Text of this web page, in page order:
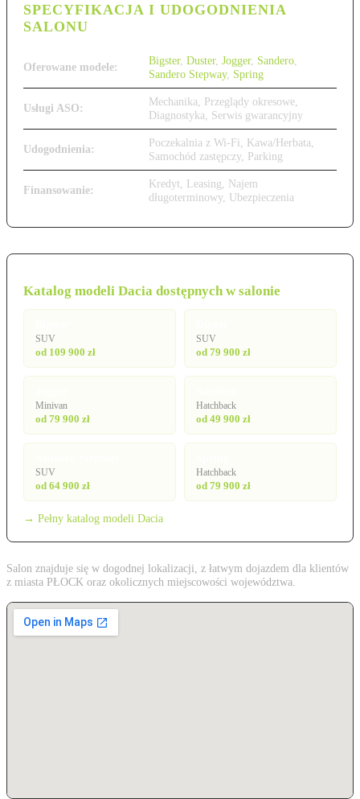
SPECYFIKACJA I UDOGODNIENIA
SALONU
Oferowane modele: Bigster, Duster, Jogger, Sandero
Sandero Stepway, Spring
Usługi ASO:
Mechanika, Przeglądy okresowe,
Diagnostyka, Serwis gwarancyjny
Udogodnienia:
Poczekalnia z Wi-Fi, Kawa/Herbata,
Samochód zastępczy, Parking
Finansowanie:
Kredyt, Leasing, Najem
długoterminowy, Ubezpieczenia
Katalog modeli Dacia dostępnych w salonie
SUV
od 109 900 zł
SUV
od 79 900 zł
Minivan
od 79 900 zł
Hatchback
od 49 900 zł
SUV
od 64 900 zł
Hatchback
od 79 900 zł
→ Pełny katalog modeli Dacia
Salon znajduje się w dogodnej lokalizacji, z łatwym dojazdem dla klientów
z miasta PŁOCK oraz okolicznych miejscowości województwa.